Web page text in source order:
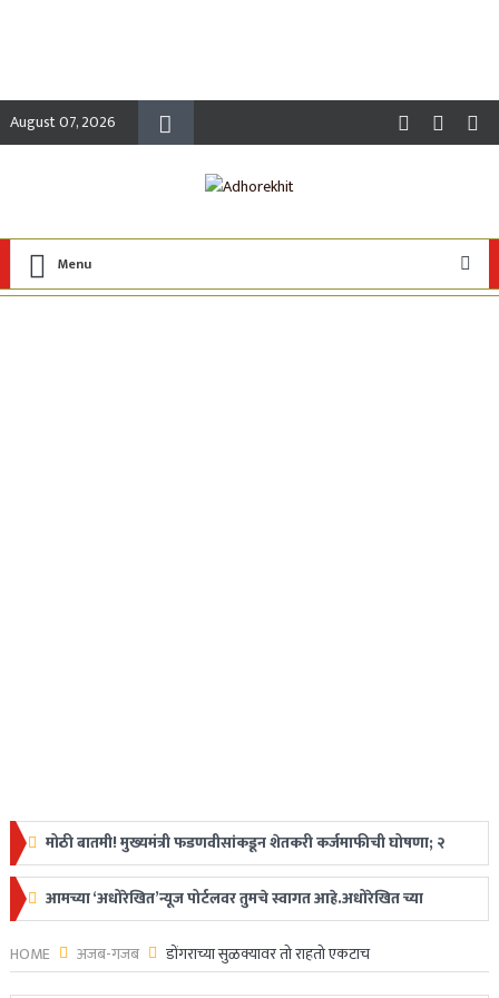
August 07, 2026
Menu
मोठी बातमी! मुख्यमंत्री फडणवीसांकडून शेतकरी कर्जमाफीची घोषणा; २
लाखापर्यंत मिळणार लाभ
Ajit Pawar Plane Crash : उपमुख्यमंत्री अजित पवारांचे विमान
अपघातात निधन, महाराष्ट्रावर शोककळा
आमच्या ‘अधोरेखित’न्यूज पोर्टलवर तुमचे स्वागत आहे.अधोरेखित च्या
माध्यमातून अगदी ग्रामीण स्तरापासून ते देशविदेशातील ताज्या
HOME अजब-गजब डोंगराच्या सुळक्यावर तो राहतो एकटाच